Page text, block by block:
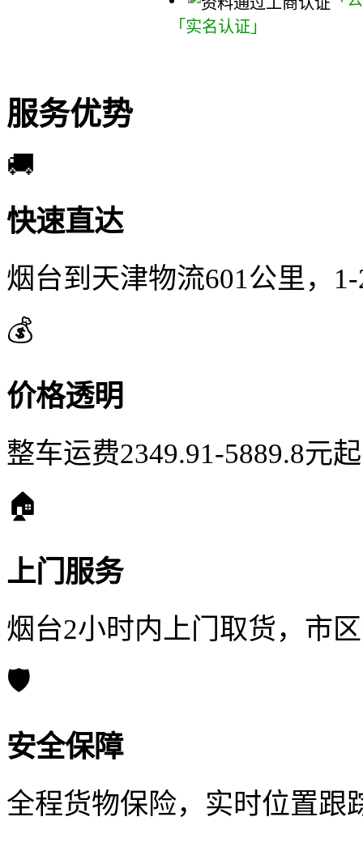
「实名认证」
服务优势
🚚
快速直达
烟台到天津物流601公里，
💰
价格透明
整车运费2349.91-5889.8元
🏠
上门服务
烟台2小时内上门取货，市
🛡️
安全保障
全程货物保险，实时位置跟